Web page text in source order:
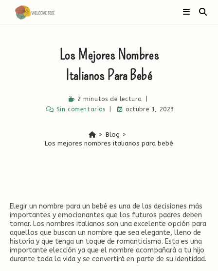
contenido
Los Mejores Nombres
Italianos Para Bebé
2 minutos de lectura
Sin comentarios
octubre 1, 2023
> Blog >
Los mejores nombres italianos para bebé
Elegir un nombre para un bebé es una de las decisiones más
importantes y emocionantes que los futuros padres deben
tomar. Los nombres italianos son una excelente opción para
aquellos que buscan un nombre que sea elegante, lleno de
historia y que tenga un toque de romanticismo. Esta es una
importante elección ya que el nombre acompañará a tu hijo
durante toda la vida y se convertirá en parte de su identidad.